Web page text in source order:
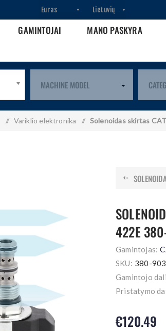
GAMINTOJAI MANO PASKYRA
/ Variklio elektronika / Solenoidas skirtas
422E
Gamintojas:
SKU: 380-
Gamintojo
Pristatymo
€120.49